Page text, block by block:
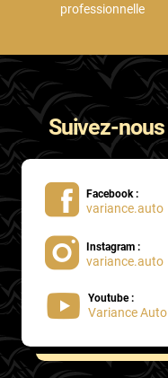
professionnelle
Suivez-nous
Facebook :
variance.auto
Instagram :
variance.auto
Youtube :
Variance Auto